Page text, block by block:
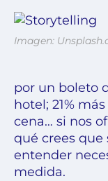
Imagen:
por un boleto
hotel; 21%
cena… si nos
qué crees que
entender
medida.